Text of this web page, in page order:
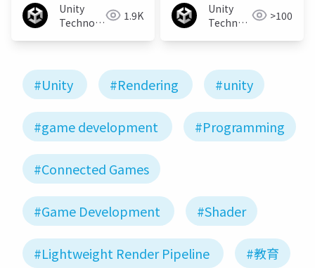
Unity
Technologies 1.9K
Unity
Technologies>100
#Unity #Rendering #unity
#game development #Programming
#Connected Games
#Game Development #Shader
#Lightweight Render Pipeline #教育